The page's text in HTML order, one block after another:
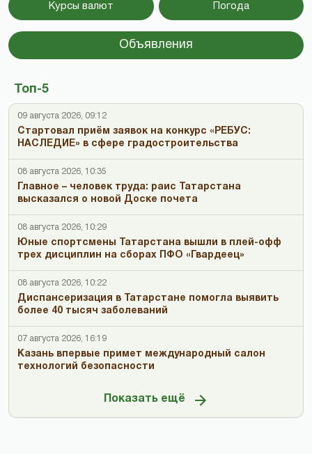
Курсы валют Погода
Объявления
Топ-5
09 августа 2026, 09:12
Стартовал приём заявок на конкурс «РЕБУС:
НАСЛЕДИЕ» в сфере градостроительства
08 августа 2026, 10:35
Главное – человек труда: раис Татарстана
высказался о новой Доске почета
08 августа 2026, 10:29
Юные спортсмены Татарстана вышли в плей-офф
трех дисциплин на сборах ПФО «Гвардеец»
08 августа 2026, 10:22
Диспансеризация в Татарстане помогла выявить
более 40 тысяч заболеваний
07 августа 2026, 16:19
Казань впервые примет международный салон
технологий безопасности
Показать ещё